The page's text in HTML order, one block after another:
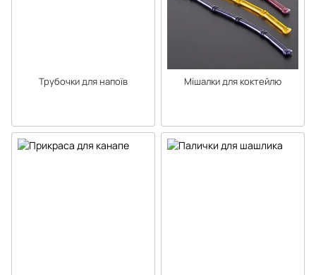
Трубочки для напоїв Мішалки для коктейлю